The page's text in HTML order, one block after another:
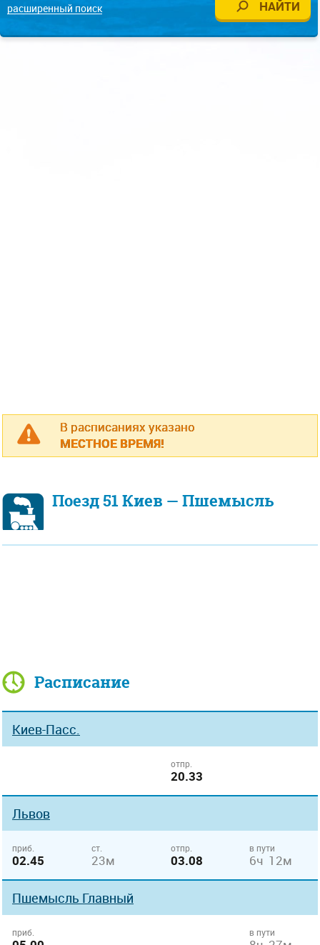
расширенный поиск
В расписаниях указано
МЕСТНОЕ ВРЕМЯ!
Поезд 51 Киев — Пшемысль
Расписание
Киев-Пасс.
отпр.
20.33
Львов
приб.
02.45
ст.
23м
отпр.
03.08
в пути
6ч 12м
Пшемысль Главный
приб. в пути